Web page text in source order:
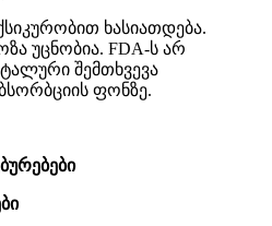
ხასიათდება.
უცნობია. FDA-ს არ
შემთხვევა
ფონზე.